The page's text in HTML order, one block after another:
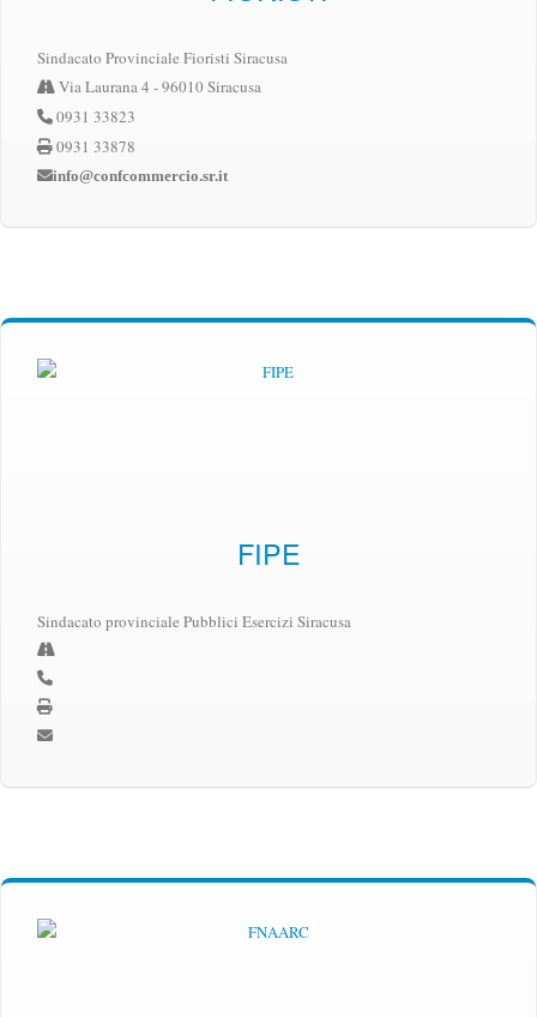
Sindacato Provinciale Fioristi Siracusa
Via Laurana 4 - 96010 Siracusa
0931 33823
0931 33878
info@confcommercio.sr.it
FIPE
Sindacato provinciale Pubblici Esercizi Siracusa